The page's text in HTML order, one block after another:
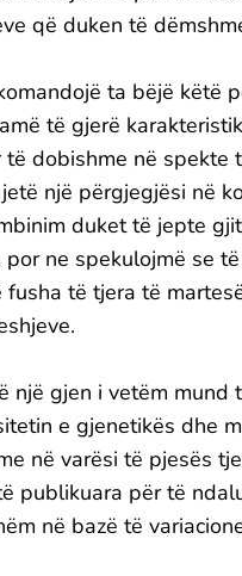
që duken të
ta bëjë këtë
të gjerë
dobishme në
një përgjegjësi në
duket të jepte
ne spekulojmë se
fusha të tjera të
një gjen i vetëm
e gjenetikës dhe
në varësi të pjesës
publikuara për të
në bazë të